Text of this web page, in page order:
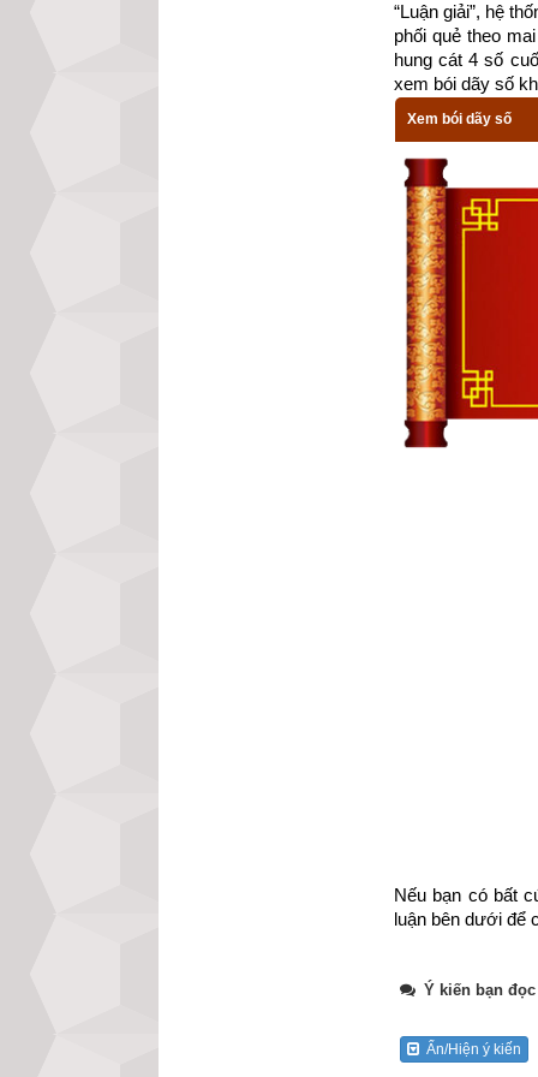
Kinh Phật,
“Dịch” là
cho đến
Như vậy Kinh
qua đó giảng
làm thế nào để
Đạo thì tìm thấy
thấy trong đó
sách Kinh Dịch
nguồn gốc thực
Xem ngày tốt xấu
Tổng quan về
cung Khôn (
phương Tây
của Hành Thổ
Thân. Độc giả
bói dịch”.
“Luận giải”, hệ
phối quẻ theo
hung cát 4 số
xem bói dãy số
Xem bói dãy số
Nếu bạn có bất
luận bên dưới để
Ý kiến bạn đọc
Ẩn/Hiện ý kiến